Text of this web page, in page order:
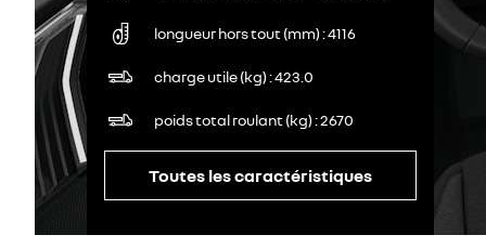
longueur hors tout (mm) 4116
charge utile (kg) 423.0
poids total roulant (kg) 2670
Toutes les caractéristiques